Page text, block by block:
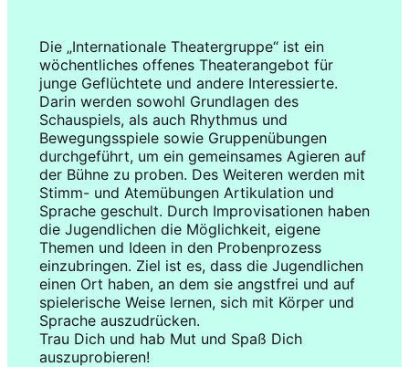
Die „Internationale Theatergruppe“ ist ein
wöchentliches offenes Theaterangebot für
junge Geflüchtete und andere Interessierte.
Darin werden sowohl Grundlagen des
Schauspiels, als auch Rhythmus und
Bewegungsspiele sowie Gruppenübungen
durchgeführt, um ein gemeinsames Agieren auf
der Bühne zu proben. Des Weiteren werden mit
Stimm- und Atemübungen Artikulation und
Sprache geschult. Durch Improvisationen haben
die Jugendlichen die Möglichkeit, eigene
Themen und Ideen in den Probenprozess
einzubringen. Ziel ist es, dass die Jugendlichen
einen Ort haben, an dem sie angstfrei und auf
spielerische Weise lernen, sich mit Körper und
Sprache auszudrücken.
Trau Dich und hab Mut und Spaß Dich
auszuprobieren!